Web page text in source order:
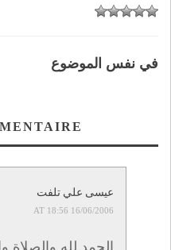
في نفس الموضوع
عيسى علي تلفت
16/06/2006 AT 18:56
الحمد لله والصلاة